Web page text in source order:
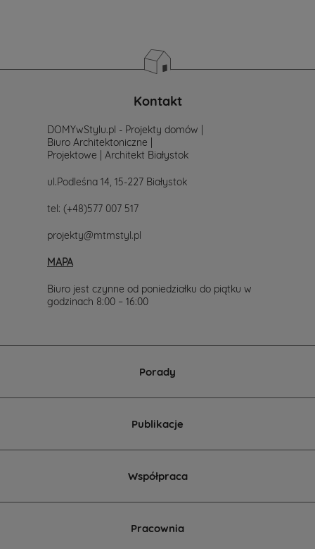
Kontakt
DOMYwStylu.pl - Projekty domów |
Biuro Architektoniczne |
Projektowe | Architekt Białystok
ul.Podleśna 14, 15-227 Białystok
tel: (+48)577 007 517
projekty@mtmstyl.pl
MAPA
Biuro jest czynne od poniedziałku do piątku w
godzinach 8:00 – 16:00
Porady
Publikacje
Współpraca
Pracownia